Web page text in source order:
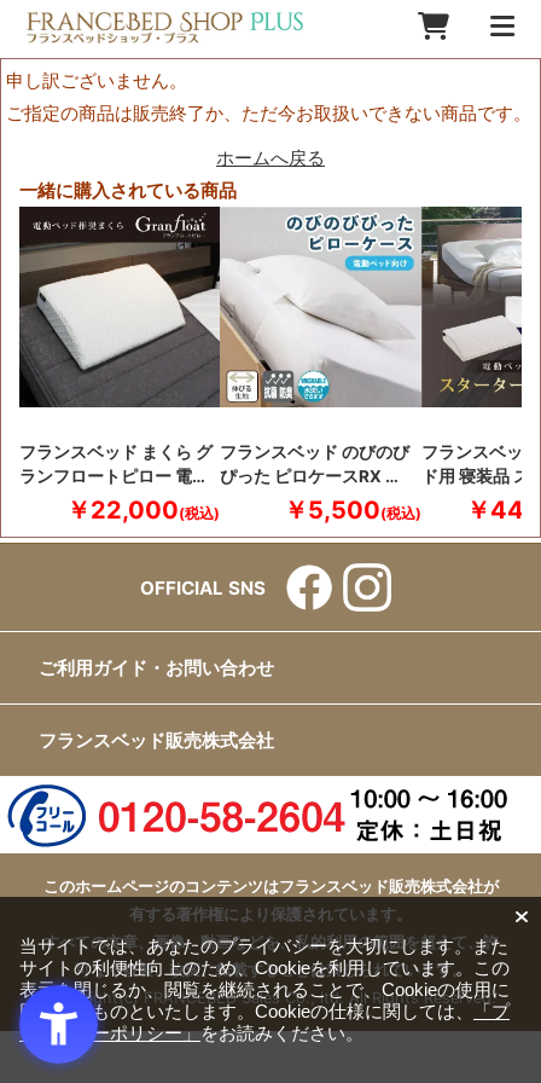
申し訳ございません。
ご指定の商品は販売終了か、ただ今お取扱いできない商品です。
ホームへ戻る
一緒に購入されている商品
フランスベッド まくら グ
ランフロートピロー 電…
￥22,000
フランスベッド のびのび
ぴった ピロケースRX …
￥5,500
フランスベッ
ド用 寝装品 ス
￥
OFFICIAL SNS
ご利用ガイド・お問い合わせ
フランスベッド販売株式会社
このホームページのコンテンツはフランスベッド販売株式会社が
有する著作権により保護されています。
すべての文章、画像、動画などを、私的利用の範囲を超えて、許
可なく複製、改変、転載することは禁じられています。
Copyright(c) FRANCEBED Sales Co., ltd. All Rights Reserved.
当サイトでは、あなたのプライバシーを大切にします。また
サイトの利便性向上のため、Cookieを利用しています。この
表示を閉じるか、閲覧を継続されることで、Cookieの使用に
同意するものといたします。Cookieの仕様に関しては、
「プ
ライバシーポリシー」をお読みください。